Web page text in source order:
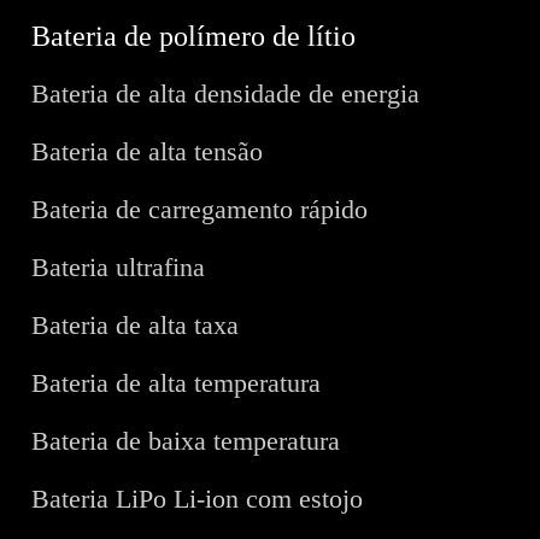
Bateria de polímero de lítio
Bateria de alta densidade de energia
Bateria de alta tensão
Bateria de carregamento rápido
Bateria ultrafina
Bateria de alta taxa
Bateria de alta temperatura
Bateria de baixa temperatura
Bateria LiPo Li-ion com estojo